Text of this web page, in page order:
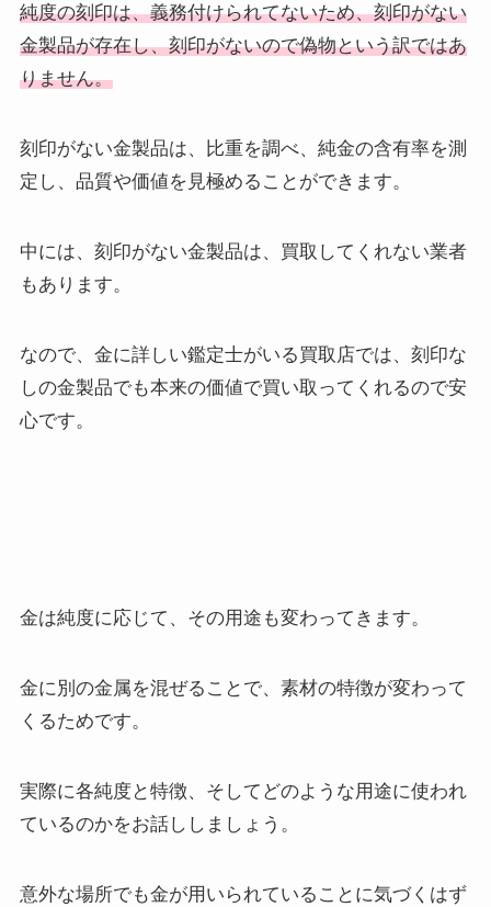
純度の刻印は、義務付けられてないため、刻印がない
金製品が存在し、刻印がないので偽物という訳ではあ
りません。
刻印がない金製品は、比重を調べ、純金の含有率を測
定し、品質や価値を見極めることができます。
中には、刻印がない金製品は、買取してくれない業者
もあります。
なので、金に詳しい鑑定士がいる買取店では、刻印な
しの金製品でも本来の価値で買い取ってくれるので安
心です。
金は純度に応じて、その用途も変わってきます。
金に別の金属を混ぜることで、素材の特徴が変わって
くるためです。
実際に各純度と特徴、そしてどのような用途に使われ
ているのかをお話ししましょう。
意外な場所でも金が用いられていることに気づくはず